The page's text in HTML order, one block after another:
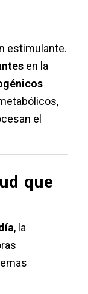
estimulante.
en la
el
que
, la